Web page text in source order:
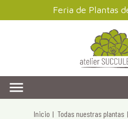
Feria de Plantas

Inicio Todas nuestras plantas